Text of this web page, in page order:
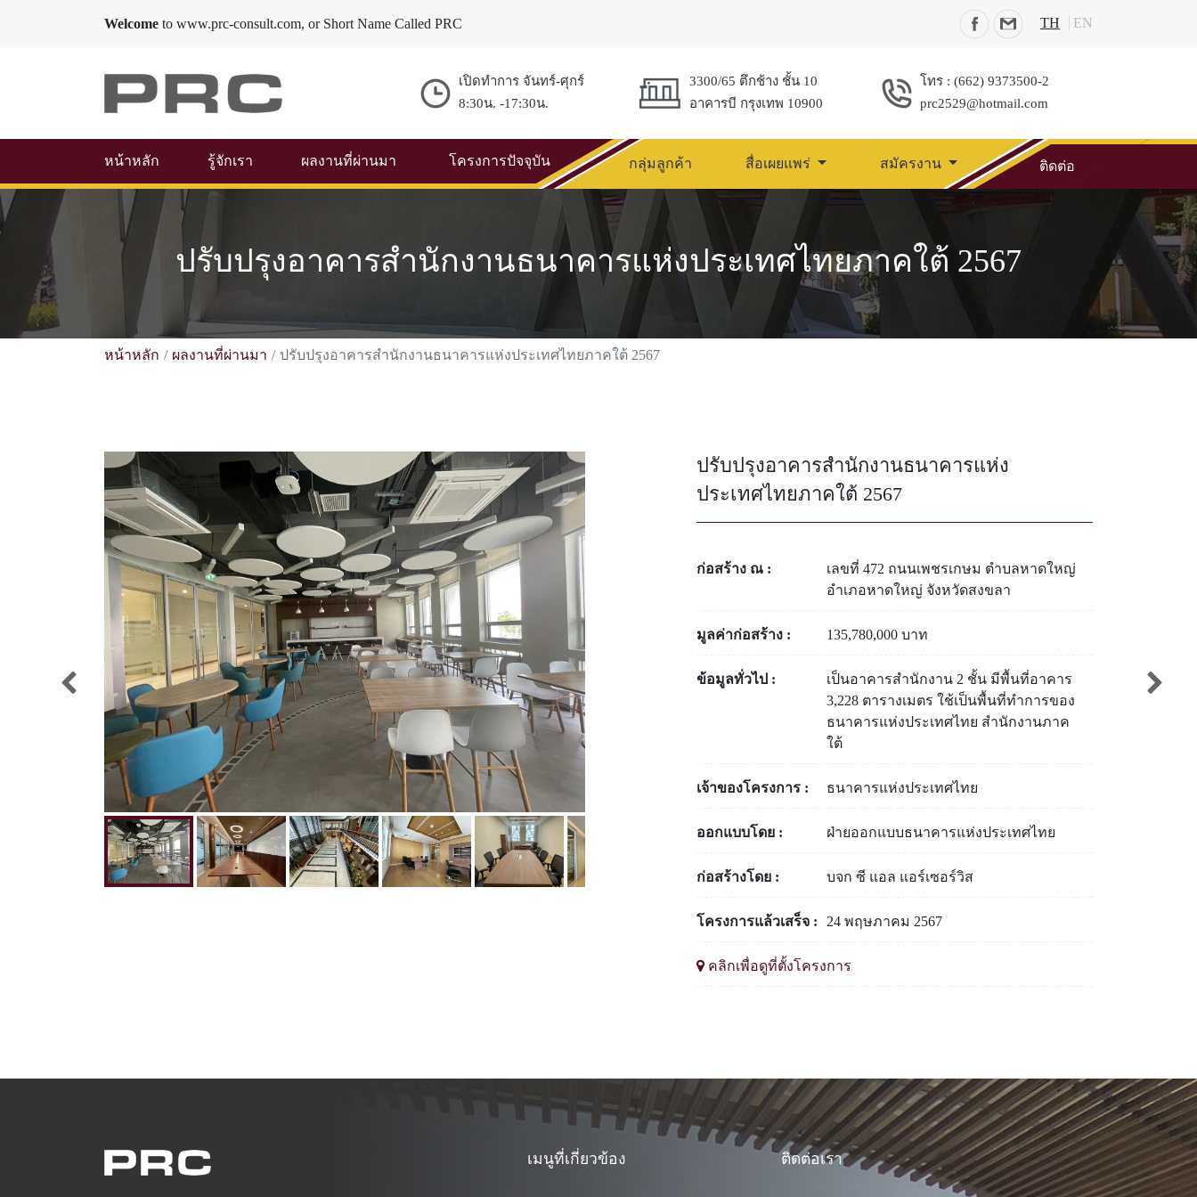
Welcome to www.prc-consult.com, or Short Name Called PRC TH EN
เปิดทำการ จันทร์-ศุกร์
8:30น. -17:30น.
3300/65 ตึกช้าง ชั้น 10
อาคารบี กรุงเทพ 10900
โทร : (662) 9373500-2
prc2529@hotmail.com
หน้าหลัก รู้จักเรา ผลงานที่ผ่านมา โครงการปัจจุบัน กลุ่มลูกค้า สื่อเผยแพร่ สมัครงาน ติดต่อ
ปรับปรุงอาคารสำนักงานธนาคารแห่งประเทศไทยภาคใต้ 2567
หน้าหลัก ผลงานที่ผ่านมา ปรับปรุงอาคารสำนักงานธนาคารแห่งประเทศไทยภาคใต้ 2567
ปรับปรุงอาคารสำนักงานธนาคารแห่ง
ประเทศไทยภาคใต้ 2567
ก่อสร้าง ณ :
เลขที่ 472 ถนนเพชรเกษม ตำบลหาดใหญ่
อำเภอหาดใหญ่ จังหวัดสงขลา
มูลค่าก่อสร้าง : 135,780,000 บาท
ข้อมูลทั่วไป :
เป็นอาคารสำนักงาน 2 ชั้น มีพื้นที่อาคาร
3,228 ตารางเมตร ใช้เป็นพื้นที่ทำการของ
ธนาคารแห่งประเทศไทย สำนักงานภาค
ใต้
เจ้าของโครงการ : ธนาคารแห่งประเทศไทย
ออกแบบโดย : ฝ่ายออกแบบธนาคารแห่งประเทศไทย
ก่อสร้างโดย : บจก ซี แอล แอร์เซอร์วิส
โครงการแล้วเสร็จ : 24 พฤษภาคม 2567
คลิกเพื่อดูที่ตั้งโครงการ
เมนูที่เกี่ยวข้อง ติดต่อเรา